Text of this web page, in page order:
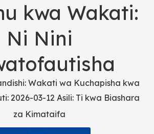
kwa Wakati:
Ni Nini
Wakati wa Kuchapisha kwa
2026-03-12 Asili: Ti kwa Biashara
za Kimataifa